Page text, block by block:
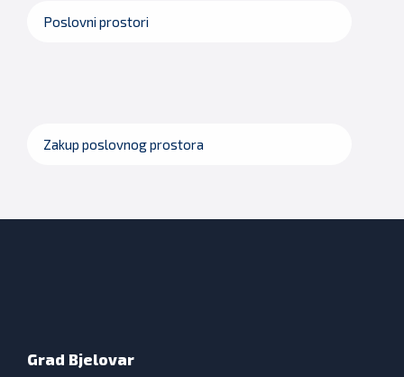
Poslovni prostori
Zakup poslovnog prostora
Grad Bjelovar